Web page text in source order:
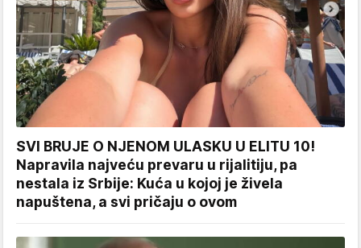
SVI BRUJE O NJENOM ULASKU U ELITU 10!
Napravila najveću prevaru u rijalitiju, pa
nestala iz Srbije: Kuća u kojoj je živela
napuštena, a svi pričaju o ovom